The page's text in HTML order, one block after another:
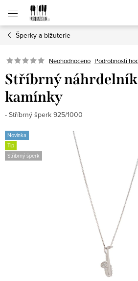
obsah
Šperky a bižuterie
Neohodnoceno Podrobnosti
Stříbrný náhrdelník
kamínky
- Stříbrný šperk 925/1000
Novinka
Tip
Stříbrný šperk